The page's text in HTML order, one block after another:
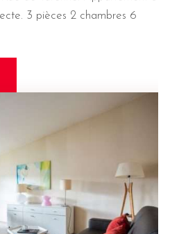
3 pièces 2 chambres 6